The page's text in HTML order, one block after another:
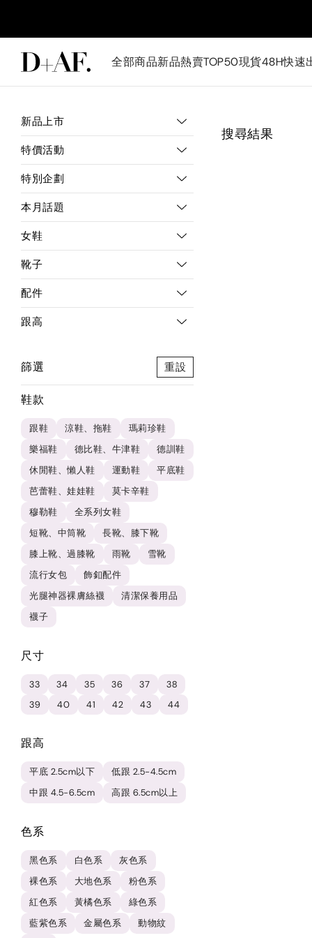
全部商品新品熱賣TOP50現貨48H快速
新品上市
特價活動
特別企劃
本月話題
女鞋
靴子
配件
跟高
篩選 重設
鞋款
跟鞋 涼鞋、拖鞋
瑪莉珍鞋
樂福鞋
德比鞋、牛津鞋
德訓鞋
休閒鞋、懶人鞋
運動鞋
平底鞋
芭蕾鞋、娃娃鞋
莫卡辛鞋
穆勒鞋
全系列女鞋
短靴、中筒靴
長靴、膝下靴
膝上靴、過膝靴
雨靴
雪靴
流行女包
飾釦配件
光腿神器裸膚絲襪
清潔保養用品
襪子
尺寸
33 34 35 36 37
38
39
40 41 42 43 44
跟高
平底 2.5cm以下
低跟 2.5-4.5cm
中跟 4.5-6.5cm
高跟 6.5cm以上
色系
黑色系 白色系
灰色系
裸色系
大地色系
粉色系
紅色系
黃橘色系
綠色系
藍紫色系
金屬色系 動物紋
搜尋結果